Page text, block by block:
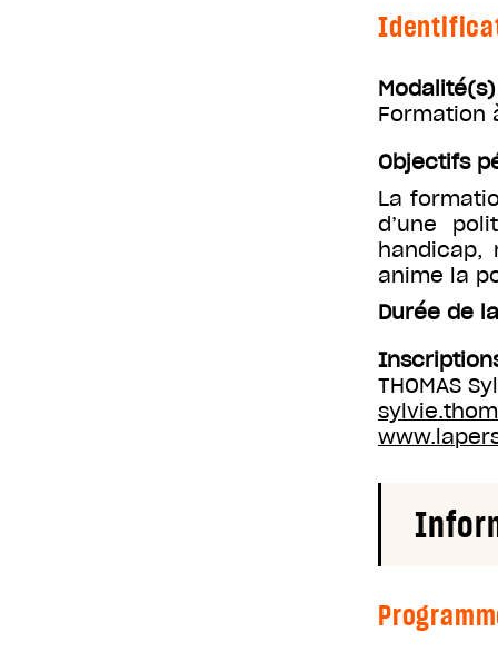
Formation
Objectifs
La
d’une
handicap,
anime la
Durée de
THOMAS